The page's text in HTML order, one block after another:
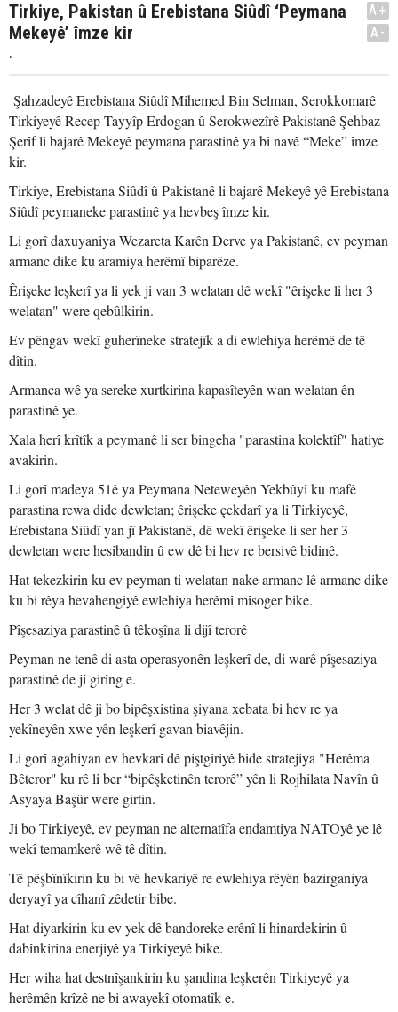
Tirkiye, Pakistan û Erebistana Siûdî ‘Peymana
Mekeyê’ îmze kir
.
A+
A-
Şahzadeyê Erebistana Siûdî Mihemed Bin Selman, Serokkomarê
Tirkiyeyê Recep Tayyîp Erdogan û Serokwezîrê Pakistanê Şehbaz
Şerîf li bajarê Mekeyê peymana parastinê ya bi navê “Meke” îmze
kir.
Tirkiye, Erebistana Siûdî û Pakistanê li bajarê Mekeyê yê Erebistana
Siûdî peymaneke parastinê ya hevbeş îmze kir.
Li gorî daxuyaniya Wezareta Karên Derve ya Pakistanê, ev peyman
armanc dike ku aramiya herêmî biparêze.
Êrişeke leşkerî ya li yek ji van 3 welatan dê wekî "êrişeke li her 3
welatan" were qebûlkirin.
Ev pêngav wekî guherîneke stratejîk a di ewlehiya herêmê de tê
dîtin.
Armanca wê ya sereke xurtkirina kapasîteyên wan welatan ên
parastinê ye.
Xala herî krîtîk a peymanê li ser bingeha "parastina kolektîf" hatiye
avakirin.
Li gorî madeya 51ê ya Peymana Neteweyên Yekbûyî ku mafê
parastina rewa dide dewletan; êrişeke çekdarî ya li Tirkiyeyê,
Erebistana Siûdî yan jî Pakistanê, dê wekî êrişeke li ser her 3
dewletan were hesibandin û ew dê bi hev re bersivê bidinê.
Hat tekezkirin ku ev peyman ti welatan nake armanc lê armanc dike
ku bi rêya hevahengiyê ewlehiya herêmî mîsoger bike.
Pîşesaziya parastinê û têkoşîna li dijî terorê
Peyman ne tenê di asta operasyonên leşkerî de, di warê pîşesaziya
parastinê de jî girîng e.
Her 3 welat dê ji bo bipêşxistina şiyana xebata bi hev re ya
yekîneyên xwe yên leşkerî gavan biavêjin.
Li gorî agahiyan ev hevkarî dê piştgiriyê bide stratejiya "Herêma
Bêteror" ku rê li ber “bipêşketinên terorê” yên li Rojhilata Navîn û
Asyaya Başûr were girtin.
Ji bo Tirkiyeyê, ev peyman ne alternatîfa endamtiya NATOyê ye lê
wekî temamkerê wê tê dîtin.
Tê pêşbînîkirin ku bi vê hevkariyê re ewlehiya rêyên bazirganiya
deryayî ya cîhanî zêdetir bibe.
Hat diyarkirin ku ev yek dê bandoreke erênî li hinardekirin û
dabînkirina enerjiyê ya Tirkiyeyê bike.
Her wiha hat destnîşankirin ku şandina leşkerên Tirkiyeyê ya
herêmên krîzê ne bi awayekî otomatîk e.